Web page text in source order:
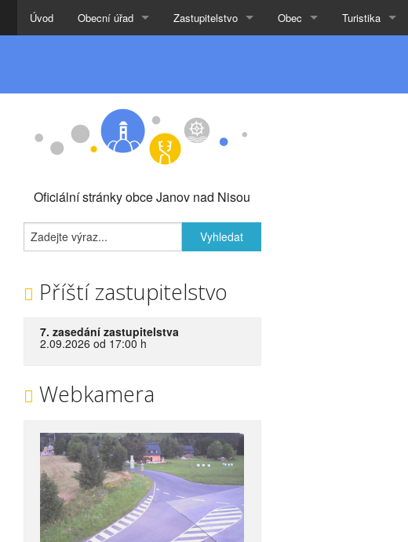
Úvod Obecní úřad Zastupitelstvo Obec Turistika
Oficiální stránky obce Janov nad Nisou
Příští zastupitelstvo
7. zasedání zastupitelstva
2.09.2026 od 17:00 h
Webkamera